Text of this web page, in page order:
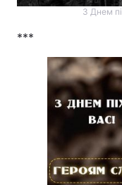
З Днем
***